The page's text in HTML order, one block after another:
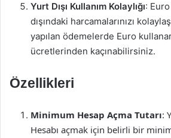
Yurt Dışı Kullanım Kolaylığı:
dışındaki harcamalarınızı
yapılan ödemelerde Euro
ücretlerinden kaçınabilirsiniz.
Özellikleri
Minimum Hesap Açma Tutarı:
Hesabı açmak için belirli bir